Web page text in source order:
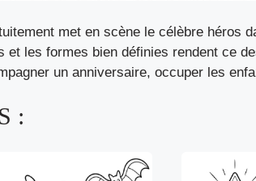
met en scène le célèbre héros
et les formes bien définies rendent ce
un anniversaire, occuper les
: